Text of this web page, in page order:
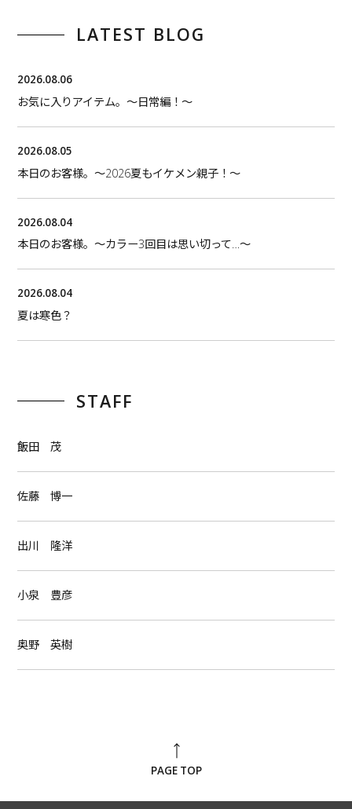
LATEST BLOG
2026.08.06
お気に入りアイテム。〜日常編！〜
2026.08.05
本日のお客様。〜2026夏もイケメン親子！〜
2026.08.04
本日のお客様。〜カラー3回目は思い切って…〜
2026.08.04
夏は寒色？
STAFF
飯田 茂
佐藤 博一
出川 隆洋
小泉 豊彦
奥野 英樹
PAGE TOP